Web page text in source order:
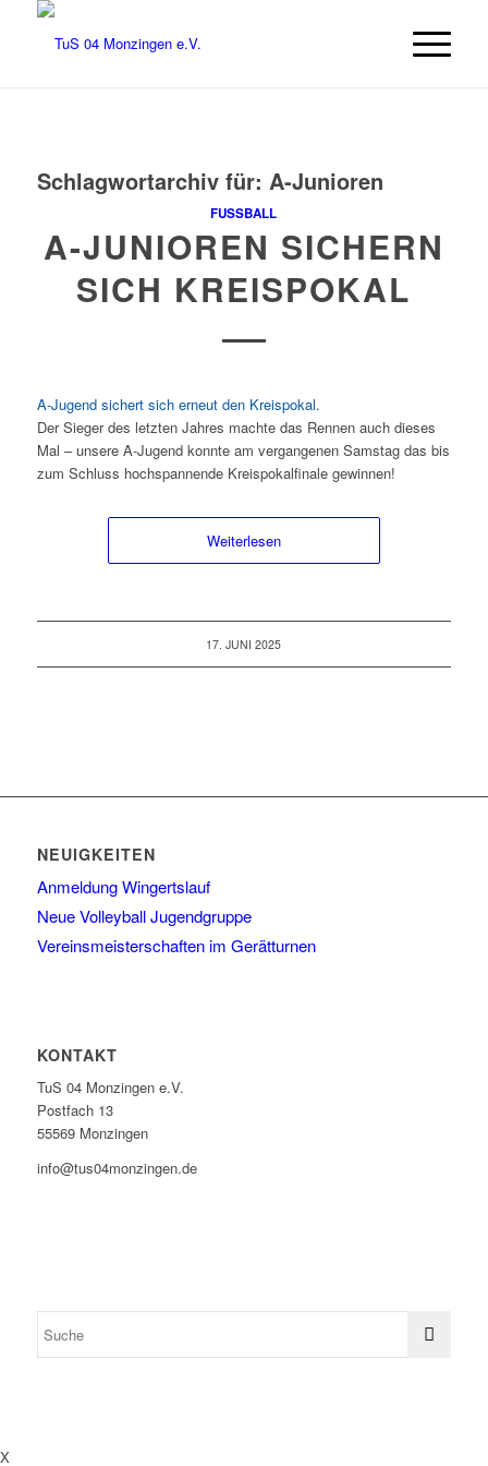
Schlagwortarchiv für: A-Junioren
FUSSBALL
A-JUNIOREN SICHERN
SICH KREISPOKAL
A-Jugend sichert sich erneut den Kreispokal.
Der Sieger des letzten Jahres machte das Rennen auch dieses
Mal – unsere A-Jugend konnte am vergangenen Samstag das bis
zum Schluss hochspannende Kreispokalfinale gewinnen!
Weiterlesen
17. JUNI 2025
NEUIGKEITEN
Anmeldung Wingertslauf
Neue Volleyball Jugendgruppe
Vereinsmeisterschaften im Gerätturnen
KONTAKT
TuS 04 Monzingen e.V.
Postfach 13
55569 Monzingen
info@tus04monzingen.de
X